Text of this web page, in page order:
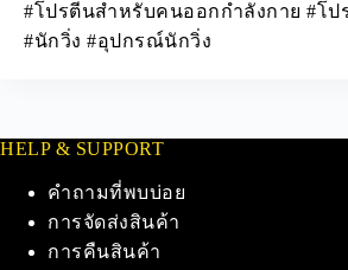
#โปรตีนสำหรับคนออกกำลังกาย #โป
#นักวิ่ง #อุปกรณ์นักวิ่ง
HELP & SUPPORT
คำถามที่พบบ่อย
การจัดส่งสินค้า
การคืนสินค้า